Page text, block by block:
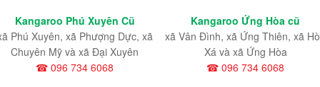
Kangaroo Phú Xuyên Cũ
Phú Xuyên, xã Phượng Dực, xã
Chuyên Mỹ và xã Đại Xuyên
☎ 096 734 6068
Kangaroo Ứng Hòa cũ
xã Vân Đình, xã Ứng Thiên, xã
Xá và xã Ứng Hòa
☎ 096 734 6068